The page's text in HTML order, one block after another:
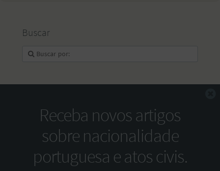
Buscar
Receba novos artigos
sobre nacionalidade
portuguesa e atos civis.